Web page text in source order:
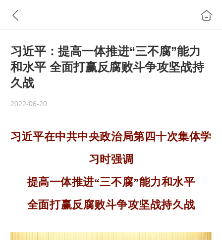
习近平：提高一体推进“三不腐”能力
和水平 全面打赢反腐败斗争攻坚战持
久战
2022-06-20
习近平在中共中央政治局第四十次集体学
习时强调
提高一体推进“三不腐”能力和水平
全面打赢反腐败斗争攻坚战持久战